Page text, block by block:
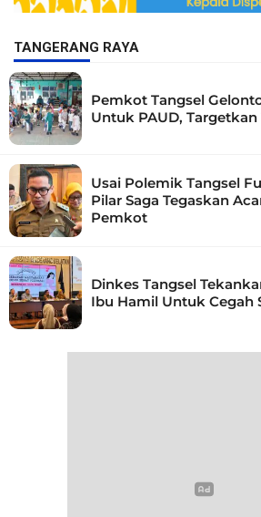
TANGERANG RAYA
Pemkot Tangsel
Untuk PAUD, Targetkan
Usai Polemik Tangsel
Pilar Saga Tegaskan
Pemkot
Dinkes Tangsel
Ibu Hamil Untuk Cegah